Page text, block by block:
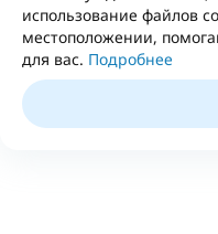
использование файлов
местоположении,
для вас. Подробнее